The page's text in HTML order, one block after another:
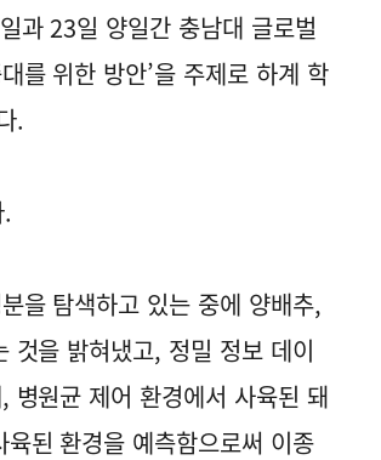
과 23일 양일간 충남대 글로벌
를 위한 방안’을 주제로 하계 학
.
을 탐색하고 있는 중에 양배추,
것을 밝혀냈고, 정밀 정보 데이
병원균 제어 환경에서 사육된 돼
된 환경을 예측함으로써 이종